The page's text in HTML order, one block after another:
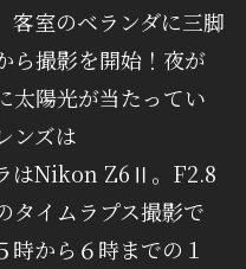
客室のベランダに三脚
ら撮影を開始！夜が
太陽光が当たってい
ンズは
はNikon Z6Ⅱ。F2.8
タイムラプス撮影で
から６時までの１